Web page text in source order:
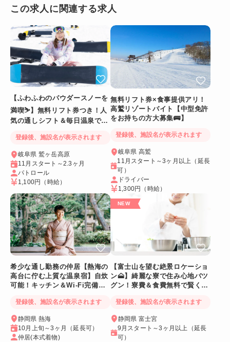
この求人に関連する求人
【ふわふわのパウダースノーを
満喫⛷️】無料リフト券つき！人
気の通しシフト＆毎日温泉でリ
登録後、施設名が表示されます
岐阜県 鷲ヶ岳高原
11月スタート～2.3ヶ月
パトロール
1,100円
（時給）
無料リフト券×食事提供アリ！
高鷲リゾートバイト【中型免許
をお持ちの方大募集🚌】
登録後、施設名が表示されます
岐阜県 高鷲
11月スタート～3ヶ月以上（延長
可）
ドライバー
1,300円
（時給）
希少な通し勤務の仲居【熱海の
高台に佇む上質な温泉宿】自炊
可能！キッチン＆Wi-Fi完備！
登録後、施設名が表示されます
静岡県 熱海
10月上旬～3ヶ月（延長可）
仲居(本式着物)
【富士山を望む絶景ロケーショ
ン🗻】綺麗な寮で住み心地バツ
グン！寮費＆食費無料で賢く稼
登録後、施設名が表示されます
静岡県 富士宮
9月スタート～3ヶ月以上（延長
可）